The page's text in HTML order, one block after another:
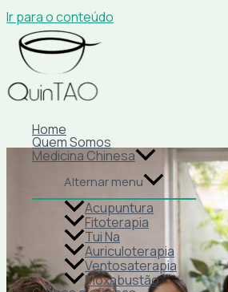
Ir para o conteúdo
Home
Quem Somos
Medicina Chinesa
Alternar menu
Acupuntura
Fitoterapia
Tui Na
Auriculoterapia
Ventosaterapia
Moxabustão